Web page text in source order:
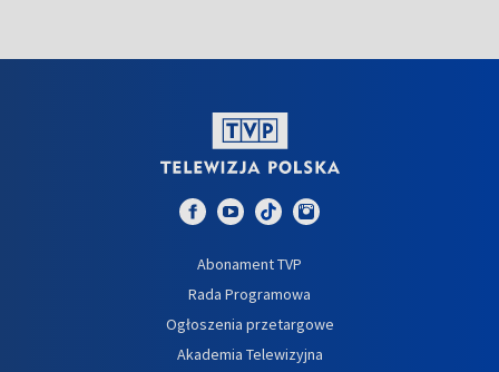
Abonament TVP
Rada Programowa
Ogłoszenia przetargowe
Akademia Telewizyjna